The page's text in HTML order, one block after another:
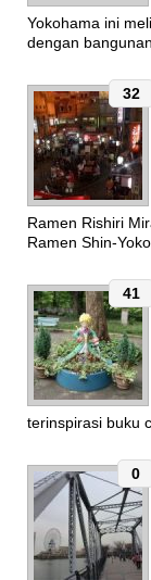
Yokohama ini
dengan
32
Ramen Rishiri
Ramen Shin-
41
terinspirasi buku
0